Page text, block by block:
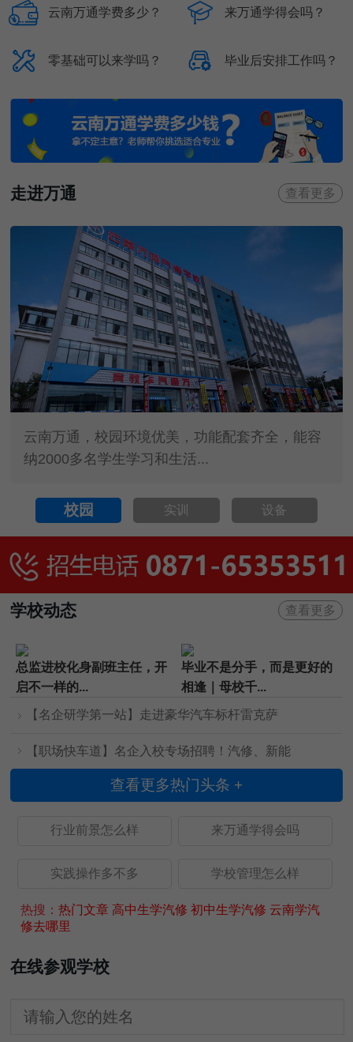
 云南万通学费多少？  来万通学得会吗？
 零基础可以来学吗？  毕业后安排工作吗？
走进万通 查看更多
云南万通，校园环境优美，功能配套齐全，能容
纳2000多名学生学习和生活...
校园 实训 设备
学校动态 查看更多
总监进校化身副班主任，开
启不一样的...
毕业不是分手，而是更好的
相逢｜母校千...
【名企研学第一站】走进豪华汽车标杆雷克萨
【职场快车道】名企入校专场招聘！汽修、新能
查看更多热门头条 +
行业前景怎么样 来万通学得会吗
实践操作多不多 学校管理怎么样
热搜：热门文章 高中生学汽修 初中生学汽修 云南学汽
修去哪里
在线参观学校